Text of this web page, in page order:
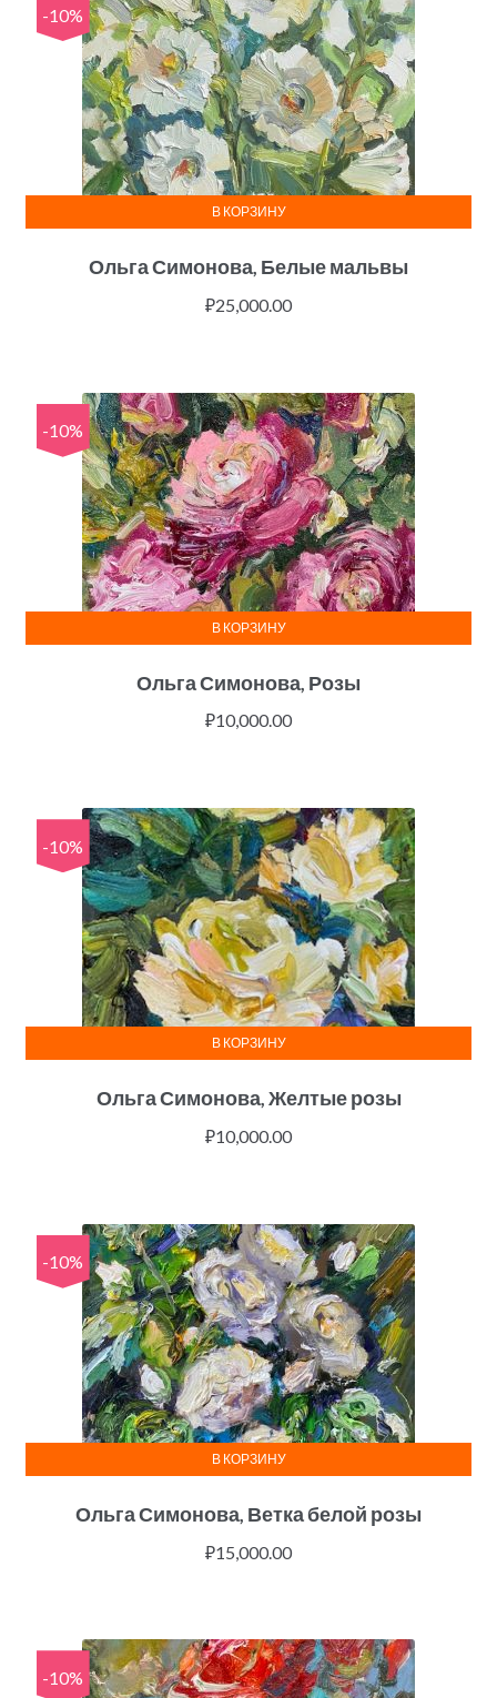
-10%
Ольга Симонова, Белые мальвы
₽25,000.00
В КОРЗИНУ
-10%
Ольга Симонова, Розы
₽10,000.00
В КОРЗИНУ
-10%
Ольга Симонова, Желтые розы
₽10,000.00
В КОРЗИНУ
-10%
Ольга Симонова, Ветка белой розы
₽15,000.00
В КОРЗИНУ
-10%